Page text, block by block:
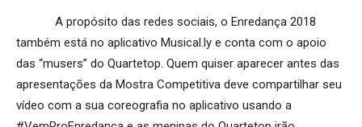
A propósito das redes sociais, o Enredança 2018
também está no aplicativo Musical.ly e conta com o apoio
das “musers” do Quartetop. Quem quiser aparecer antes das
apresentações da Mostra Competitiva deve compartilhar seu
vídeo com a sua coreografia no aplicativo usando a